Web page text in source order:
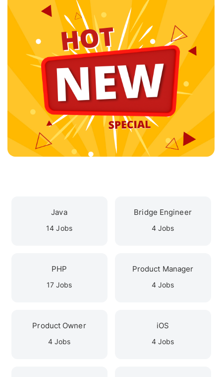
Java
14 Jobs
Bridge Engineer
4 Jobs
PHP
17 Jobs
Product Manager
4 Jobs
Product Owner
4 Jobs
iOS
4 Jobs